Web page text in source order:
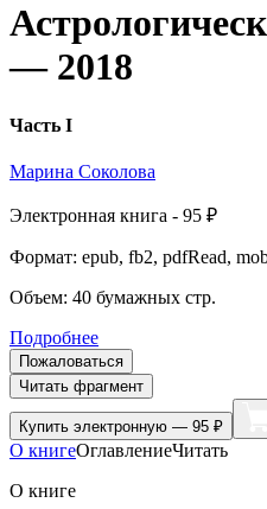
— 2018
Часть I
Марина Соколова
Электронная книга - 95 ₽
Формат: epub, fb2, pdfRead,
Объем: 40 бумажных стр.
Подробнее
Пожаловаться
Читать фрагмент
Купить электронную — 95 ₽
О книгеОглавлениеЧитать
О книге